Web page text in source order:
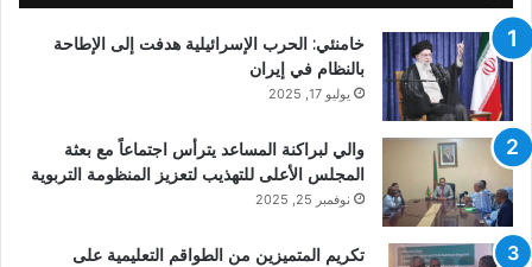
خامنئي: الحرب الإسرائيلية هدفت إلى الإطاحة
بالنظام في إيران
يوليو 17, 2025
والي لبراكنة المساعد يترأس اجتماعاً مع بعثة
المجلس الأعلى للتهذيب لتعزيز المنظومة التربوية
نوفمبر 25, 2025
تكريم المتميزين من الطواقم التعليمية على